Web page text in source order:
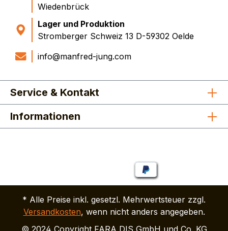
Wiedenbrück
Lager und Produktion
Stromberger Schweiz 13 D-59302 Oelde
info@manfred-jung.com
Service & Kontakt
Informationen
* Alle Preise inkl. gesetzl. Mehrwertsteuer zzgl.
Versandkosten, wenn nicht anders angegeben.
© 2024 Copyright FARA DIS GmbH und Co. KG